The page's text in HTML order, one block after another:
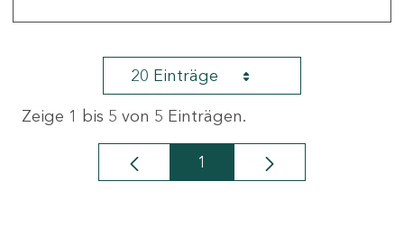
20 Einträge
Zeige 1 bis 5 von 5 Einträgen.
Seite
1